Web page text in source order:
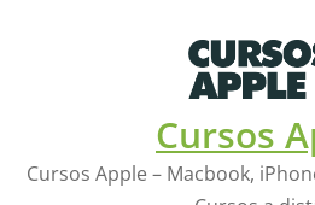
Cursos
Cursos Apple – Macbook,